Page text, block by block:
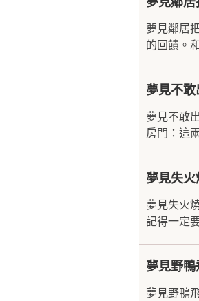
夢見鄰居
的回饋。
夢見不敢
夢見不敢
房門：這
夢見失火
夢見失火
記得一定
夢見野
夢見野鴨